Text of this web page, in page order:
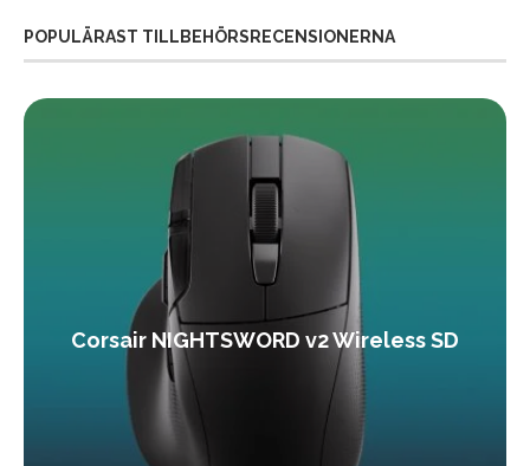
POPULÄRAST TILLBEHÖRSRECENSIONERNA
Corsair NIGHTSWORD v2 Wireless SD